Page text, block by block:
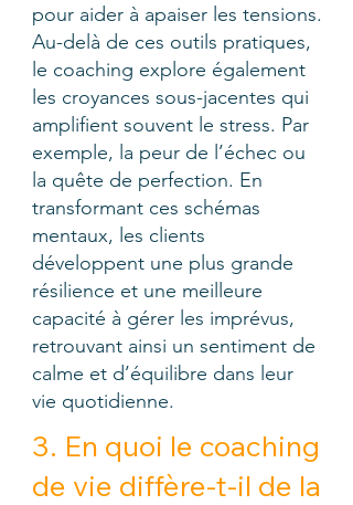
pour aider à apaiser les tensions.
Au-delà de ces outils pratiques,
le coaching explore également
les croyances sous-jacentes qui
amplifient souvent le stress. Par
exemple, la peur de l’échec ou
la quête de perfection. En
transformant ces schémas
mentaux, les clients
développent une plus grande
résilience et une meilleure
capacité à gérer les imprévus,
retrouvant ainsi un sentiment de
calme et d’équilibre dans leur
vie quotidienne.
3. En quoi le coaching
de vie diffère-t-il de la